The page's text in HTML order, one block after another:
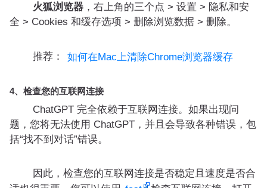
火狐浏览器 ，右上角的三个点 > 设置 > 隐私和安
全 > Cookies 和缓存选项 > 删除浏览数据 > 删除。
推荐： 如何在Mac上清除Chrome浏览器缓存
4、检查您的互联网连接
ChatGPT 完全依赖于互联网连接。如果出现问
题，您将无法使用 ChatGPT，并且会导致各种错误，包
括“找不到对话”错误。
因此，检查您的互联网连接是否稳定且速度是否合